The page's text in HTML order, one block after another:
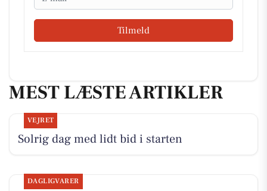
Tilmeld
MEST LÆSTE ARTIKLER
VEJRET
Solrig dag med lidt bid i starten
DAGLIGVARER